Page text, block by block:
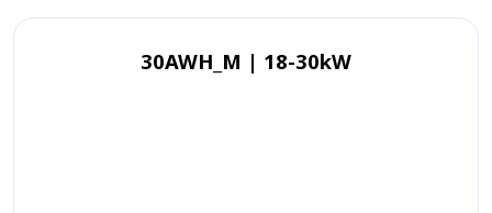
30AWH_M | 18-30kW